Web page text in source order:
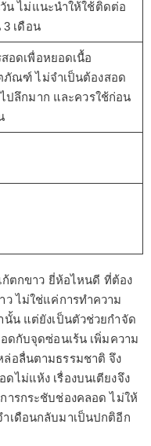
วัน ไม่แนะนำให้ใช้ติดต่อ
3 เดือน
สอดเพื่อหยอดเนื้อ
ภัณฑ์ ไม่จำเป็นต้องสอด
ไปลึกมาก และควรใช้ก่อน
ตกขาว ยี่ห้อไหนดี ที่ต้อง
ว ไม่ใช่แค่การทำความ
นั้น แต่ยังเป็นตัวช่วยกำจัด
ดกับจุดซ่อนเร้น เพิ่มความ
อลื่นตามธรรมชาติ จึง
ไม่แห้ง เรื่องบนเตียงจึง
รกระชับช่องคลอด ไม่ให้
เดือนกลับมาเป็นปกติอีก